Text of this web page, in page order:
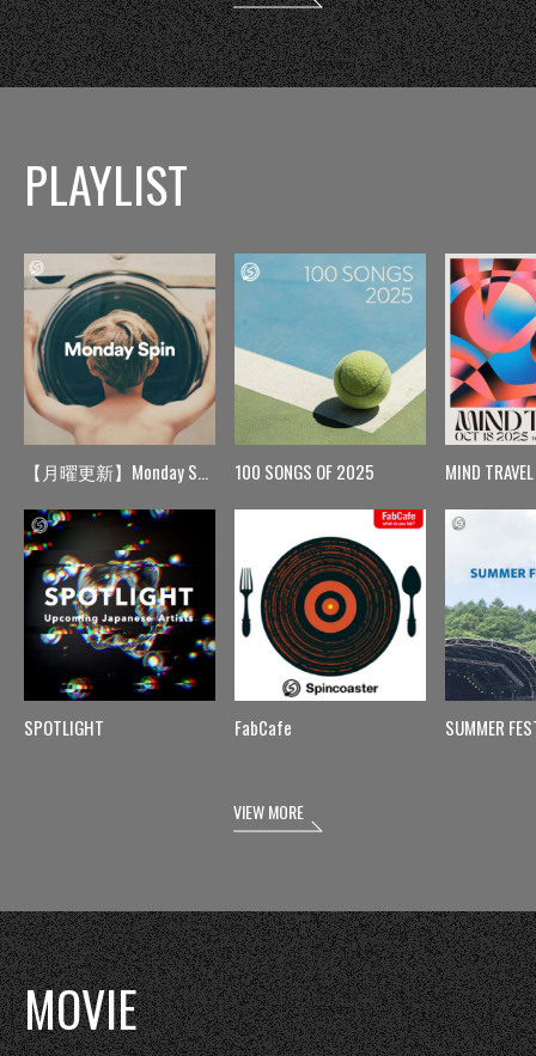
PLAYLIST
【月曜更新】Monday Spin
SPOTLIGHT
100 SONGS OF 2025
FabCafe
MIND TRAVEL
SUMMER
VIEW MORE
MOVIE